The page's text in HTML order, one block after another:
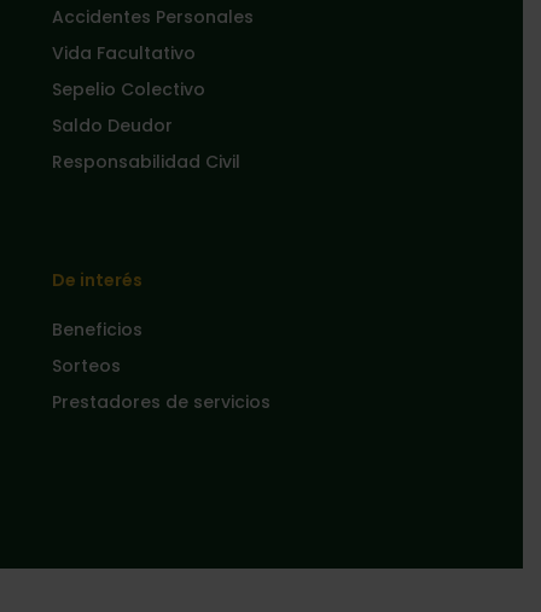
Accidentes Personales
Vida Facultativo
Sepelio Colectivo
Saldo Deudor
Responsabilidad Civil
De interés
Beneficios
Sorteos
Prestadores de servicios